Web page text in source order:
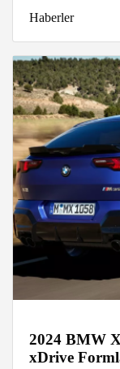
Haberler
2024 BMW
xDrive